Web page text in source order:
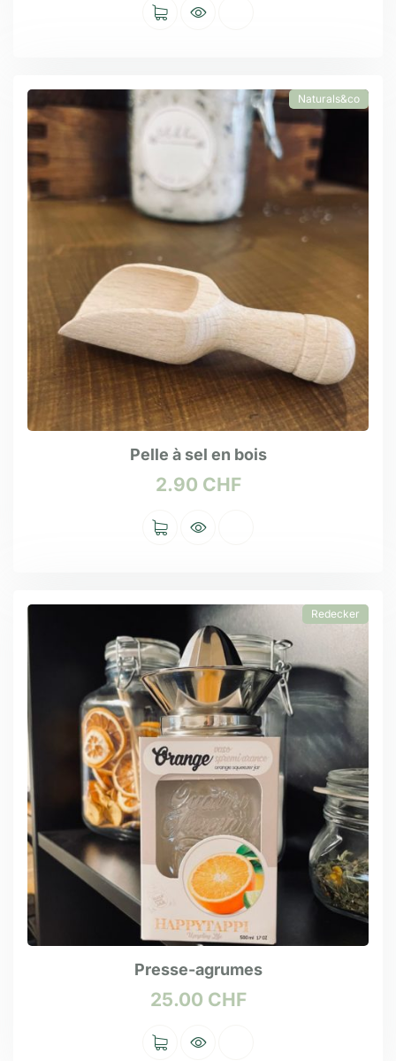
Naturals&co
Pelle à sel en bois
2.90 CHF
Redecker
Presse-agrumes
25.00 CHF